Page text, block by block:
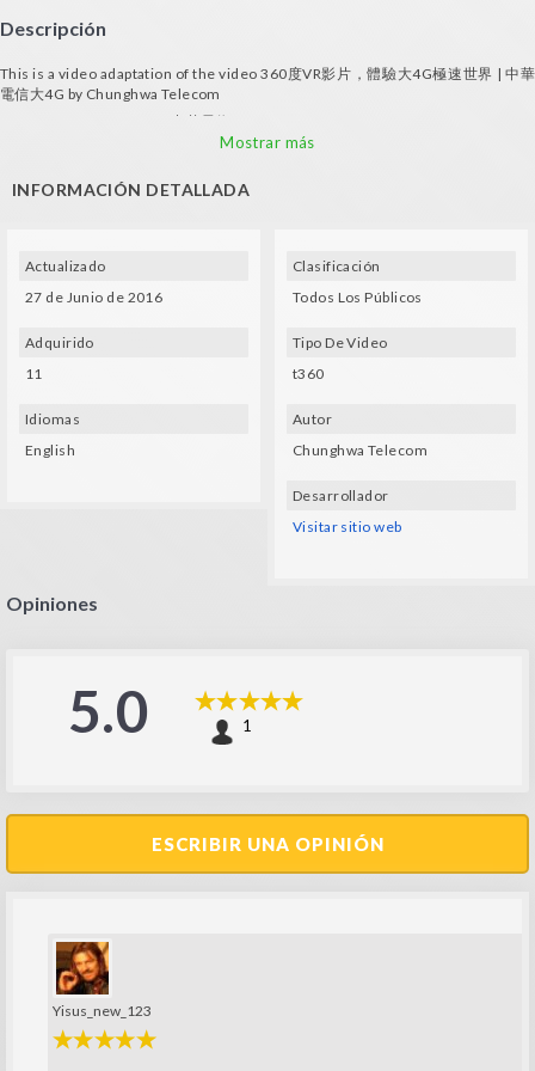
Descripción
This is a video adaptation of the video 360度VR影片，體驗大4G極速世界 | 中華
電信大4G by Chunghwa Telecom
ALL RIGHTS RESERVED ©中華電信4G
Mostrar más
INFORMACIÓN DETALLADA
Actualizado
27 de Junio de 2016
Adquirido
11
Idiomas
English
Clasificación
Todos Los Públicos
Tipo De Video
t360
Autor
Chunghwa Telecom
Desarrollador
Visitar sitio web
Opiniones
5.0 1
ESCRIBIR UNA OPINIÓN
Yisus_new_123